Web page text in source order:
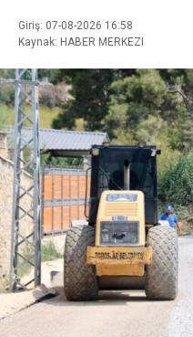
Giriş: 07-08-2026 16:58
Kaynak: HABER MERKEZI